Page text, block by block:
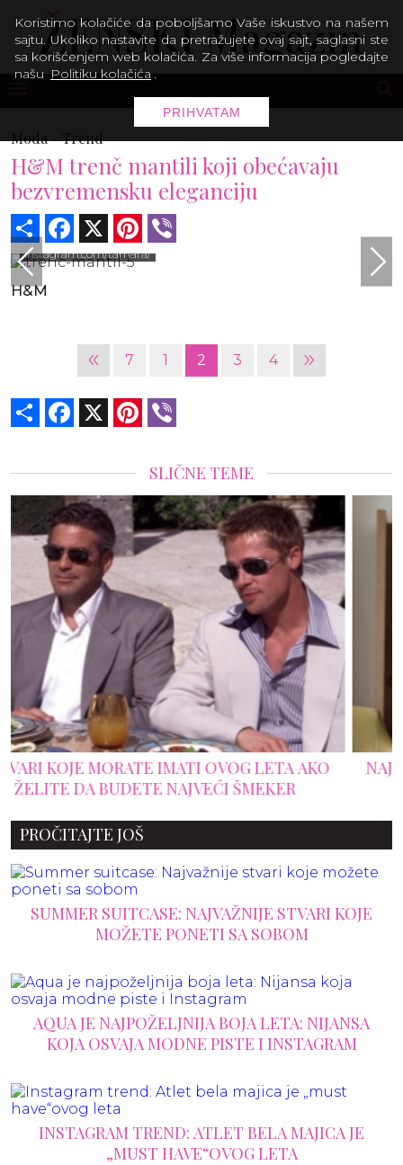
Moda -Trend
H&M trenč mantili koji obećavaju
bezvremensku eleganciju
Share Facebook Pinterest
instagram.com/tamara/
H&M
« 7 1 2 3 4 »
Share Facebook Pinterest
SLIČNE TEME
NAJVEĆE GREŠKE KOJE MUŠKARCI PRAVE KADA
NOSE ODELO
PROČITAJTE JOŠ
SUMMER SUITCASE: NAJVAŽNIJE STVARI KOJE
MOŽETE PONETI SA SOBOM
AQUA JE NAJPOŽELJNIJA BOJA LETA: NIJANSA
KOJA OSVAJA MODNE PISTE I INSTAGRAM
INSTAGRAM TREND: ATLET BELA MAJICA JE
„MUST HAVE“OVOG LETA
Koristimo kolačiće da poboljšamo Vaše iskustvo na našem
sajtu. Ukoliko nastavite da pretražujete ovaj sajt, saglasni ste
sa korišćenjem web kolačića. Za više informacija pogledajte
našu Politiku kolačića .
PRIHVATAM